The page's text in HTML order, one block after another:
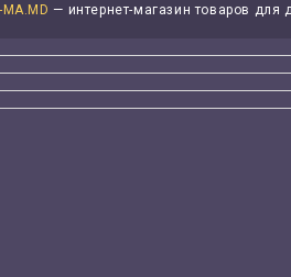
MA.MD — интернет-магазин товаров для